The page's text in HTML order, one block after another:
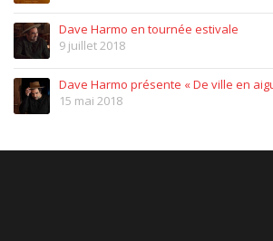
Dave Harmo en tournée estivale
9 juillet 2018
Dave Harmo présente « De ville en
15 mai 2018